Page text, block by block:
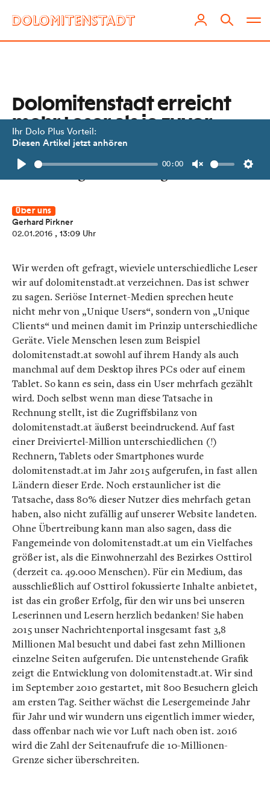
Ihr Dolo Plus Vorteil:
Diesen Artikel jetzt anhören
Play
00:00
Unmute
Dolomitenstadt erreicht
mehr Leser als je zuvor
2015 wuchs unser Onlinemagazin in
allen Kategorien kräftig weiter.
Über uns
Gerhard Pirkner
02.01.2016 , 13:09 Uhr
Wir werden oft gefragt, wieviele unterschiedliche Leser
wir auf dolomitenstadt.at verzeichnen. Das ist schwer
zu sagen. Seriöse Internet-Medien sprechen heute
nicht mehr von „Unique Users“, sondern von „Unique
Clients“ und meinen damit im Prinzip unterschiedliche
Geräte. Viele Menschen lesen zum Beispiel
dolomitenstadt.at sowohl auf ihrem Handy als auch
manchmal auf dem Desktop ihres PCs oder auf einem
Tablet. So kann es sein, dass ein User mehrfach gezählt
wird. Doch selbst wenn man diese Tatsache in
Rechnung stellt, ist die Zugriffsbilanz von
dolomitenstadt.at äußerst beeindruckend. Auf fast
einer Dreiviertel-Million unterschiedlichen (!)
Rechnern, Tablets oder Smartphones wurde
dolomitenstadt.at im Jahr 2015 aufgerufen, in fast allen
Ländern dieser Erde. Noch erstaunlicher ist die
Tatsache, dass 80% dieser Nutzer dies mehrfach getan
haben, also nicht zufällig auf unserer Website landeten.
Ohne Übertreibung kann man also sagen, dass die
Fangemeinde von dolomitenstadt.at um ein Vielfaches
größer ist, als die Einwohnerzahl des Bezirkes Osttirol
(derzeit ca. 49.000 Menschen). Für ein Medium, das
ausschließlich auf Osttirol fokussierte Inhalte anbietet,
ist das ein großer Erfolg, für den wir uns bei unseren
Leserinnen und Lesern herzlich bedanken! Sie haben
2015 unser Nachrichtenportal insgesamt fast 3,8
Millionen Mal besucht und dabei fast zehn Millionen
einzelne Seiten aufgerufen. Die untenstehende Grafik
zeigt die Entwicklung von dolomitenstadt.at. Wir sind
im September 2010 gestartet, mit 800 Besuchern gleich
am ersten Tag. Seither wächst die Lesergemeinde Jahr
für Jahr und wir wundern uns eigentlich immer wieder,
dass offenbar nach wie vor Luft nach oben ist. 2016
wird die Zahl der Seitenaufrufe die 10-Millionen-
Grenze sicher überschreiten.